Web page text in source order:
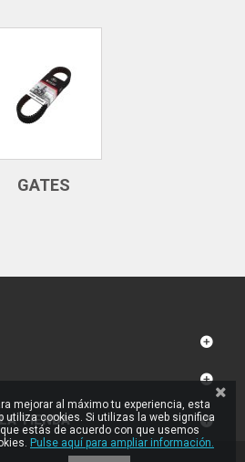
GATES
TIENDA
mejorar al máximo tu experiencia, esta
utiliza cookies. Si utilizas la web significa
que estás de acuerdo con que usemos
Pulse aquí para ampliar información.